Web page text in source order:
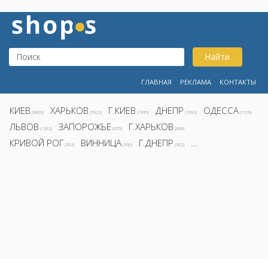
Найти
ГЛАВНАЯ РЕКЛАМА КОНТАКТЫ
КИЕВ (8800) ХАРЬКОВ (5922) Г.КИЕВ (1995) ДНЕПР (1692) ОДЕССА (1578)
ЛЬВОВ (1282) ЗАПОРОЖЬЕ (855) Г.ХАРЬКОВ (808)
КРИВОЙ РОГ (392) ВИННИЦА (390) Г.ДНЕПР (362) ...